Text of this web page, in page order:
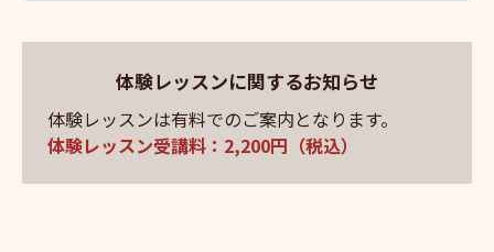
体験レッスンに関するお知らせ
体験レッスンは有料でのご案内となります。
体験レッスン受講料：2,200円（税込）